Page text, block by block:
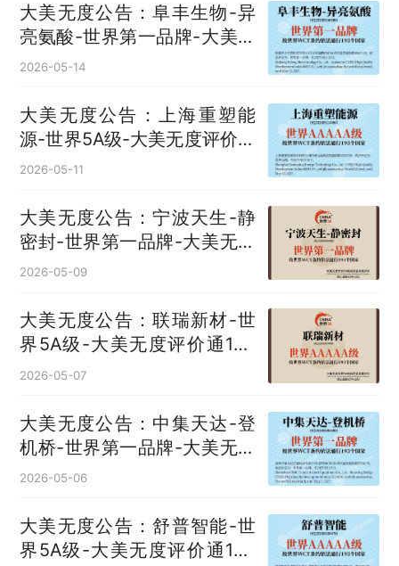
大美无度公告：阜丰生物-异
亮氨酸‌-世界第一品牌-大美无
度评价通193国
2026-05-14
大美无度公告：上海重塑能
源-世界5A级-大美无度评价通
193国
2026-05-11
大美无度公告：宁波天生-静
密封‌-世界第一品牌-大美无度
评价通193国
2026-05-09
大美无度公告：联瑞新材-世
界5A级-大美无度评价通193
国
2026-05-07
大美无度公告：中集天达-登
机桥‌-世界第一品牌-大美无度
评价通193国
2026-05-06
大美无度公告：舒普智能-世
界5A级-大美无度评价通193